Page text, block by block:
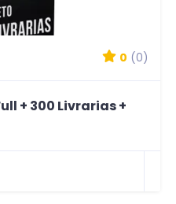
0 (0)
+ 300 Livrarias +